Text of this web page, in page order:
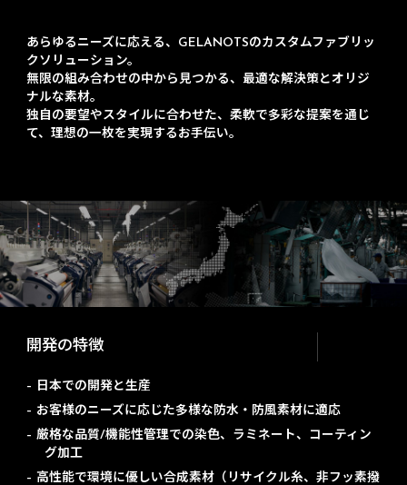
あらゆるニーズに応える、GELANOTSのカスタムファブリッ
クソリューション。
無限の組み合わせの中から見つかる、最適な解決策とオリジ
ナルな素材。
独自の要望やスタイルに合わせた、柔軟で多彩な提案を通じ
て、理想の一枚を実現するお手伝い。
開発の特徴
– 日本での開発と生産
– お客様のニーズに応じた多様な防水・防風素材に適応
– 厳格な品質/機能性管理での染色、ラミネート、コーティン
グ加工
– 高性能で環境に優しい合成素材（リサイクル糸、非フッ素撥